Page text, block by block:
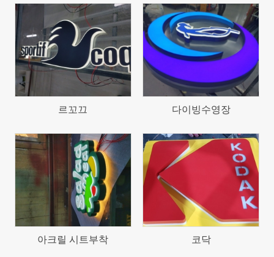
676
르꼬끄
602
다이빙수영장
아크릴 시트부착
624
코닥